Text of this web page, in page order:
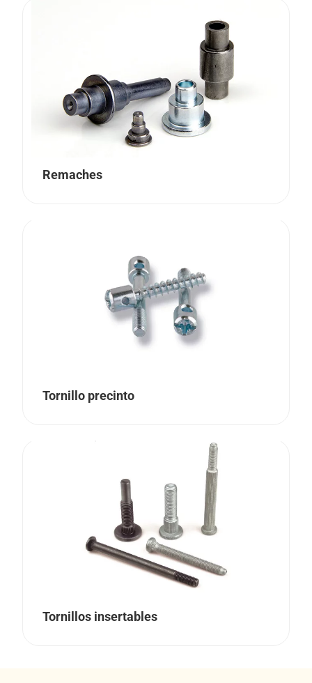
Remaches
Tornillo precinto
Tornillos insertables